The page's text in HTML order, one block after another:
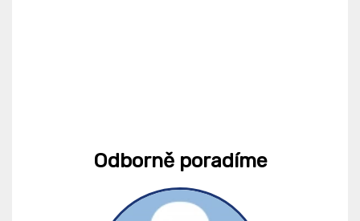
Odborně poradíme